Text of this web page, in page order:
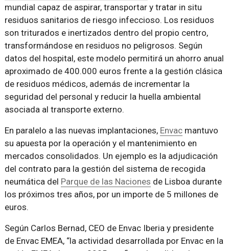
mundial capaz de aspirar, transportar y tratar in situ
residuos sanitarios de riesgo infeccioso. Los residuos
son triturados e inertizados dentro del propio centro,
transformándose en residuos no peligrosos. Según
datos del hospital, este modelo permitirá un ahorro anual
aproximado de 400.000 euros frente a la gestión clásica
de residuos médicos, además de incrementar la
seguridad del personal y reducir la huella ambiental
asociada al transporte externo.
En paralelo a las nuevas implantaciones, Envacmantuvo
su apuesta por la operación y el mantenimiento en
mercados consolidados. Un ejemplo es la adjudicación
del contrato para la gestión del sistema de recogida
neumática del Parque de las Naciones de Lisboa durante
los próximos tres años, por un importe de 5 millones de
euros.
Según Carlos Bernad, CEO de Envac Iberia y presidente
de Envac EMEA, “la actividad desarrollada por Envac en la